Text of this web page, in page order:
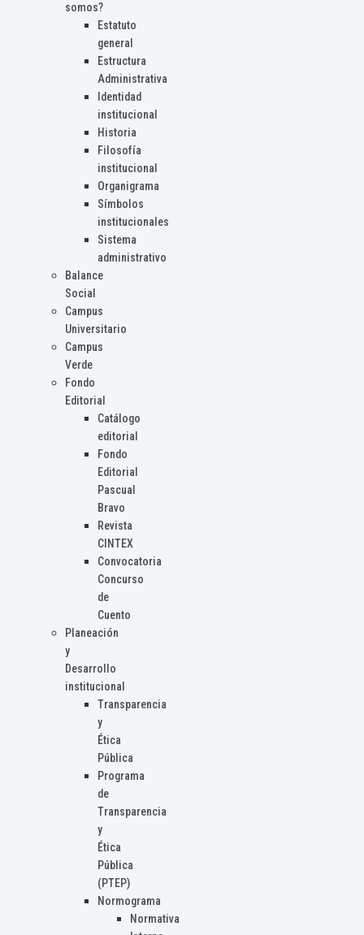
somos?
Estatuto
general
Estructura
Administrativa
Identidad
institucional
Historia
Filosofía
institucional
Organigrama
Símbolos
institucionales
Sistema
administrativo
Balance
Social
Campus
Universitario
Campus
Verde
Fondo
Editorial
Catálogo
editorial
Fondo
Editorial
Pascual
Bravo
Revista
CINTEX
Convocatoria
Concurso
de
Cuento
Planeación
y
Desarrollo
institucional
Transparencia
y
Ética
Pública
Programa
de
Transparencia
y
Ética
Pública
(PTEP)
Normograma
Normativa